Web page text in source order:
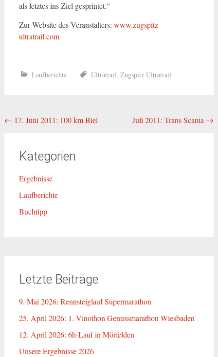
als letztes ins Ziel gesprintet.“
Zur Website des Veranstalters: www.zugspitz-
ultratrail.com
Laufberichte Ultratrail, Zugspitz Ultratrail
Beitragsnavigation
← 17. Juni 2011: 100 km Biel Juli 2011: Trans Scania →
Kategorien
Ergebnisse
Laufberichte
Buchtipp
Letzte Beiträge
9. Mai 2026: Rennsteiglauf Supermarathon
25. April 2026: 1. Vinothon Genussmarathon Wiesbaden
12. April 2026: 6h-Lauf in Mörfelden
Unsere Ergebnisse 2026